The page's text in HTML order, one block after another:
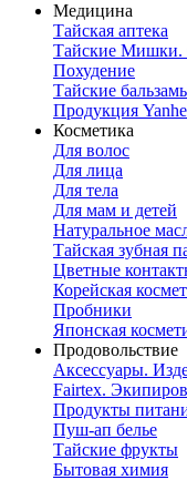
Медицина
Тайская аптека
Тайские Мишки.
Похудение
Тайские
Продукция
Косметика
Для волос
Для лица
Для тела
Для мам и детей
Натуральное
Тайская зубная
Цветные
Корейская
Пробники
Японская
Продовольствие
Аксессуары.
Fairtex.
Продукты
Пуш-ап белье
Тайские фрукты
Бытовая химия